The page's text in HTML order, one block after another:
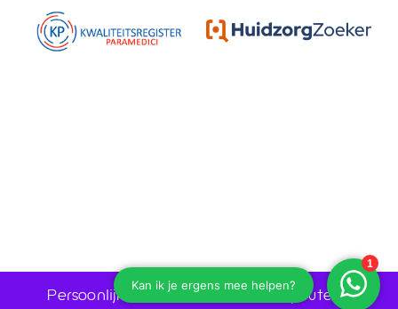
Persoonlijk advies door huidtherapeuten •